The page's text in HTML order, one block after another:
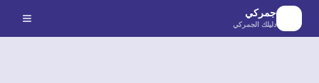
الانتقال إلى المحتوى الرئيسي
جمركي
دليلك الجمركي